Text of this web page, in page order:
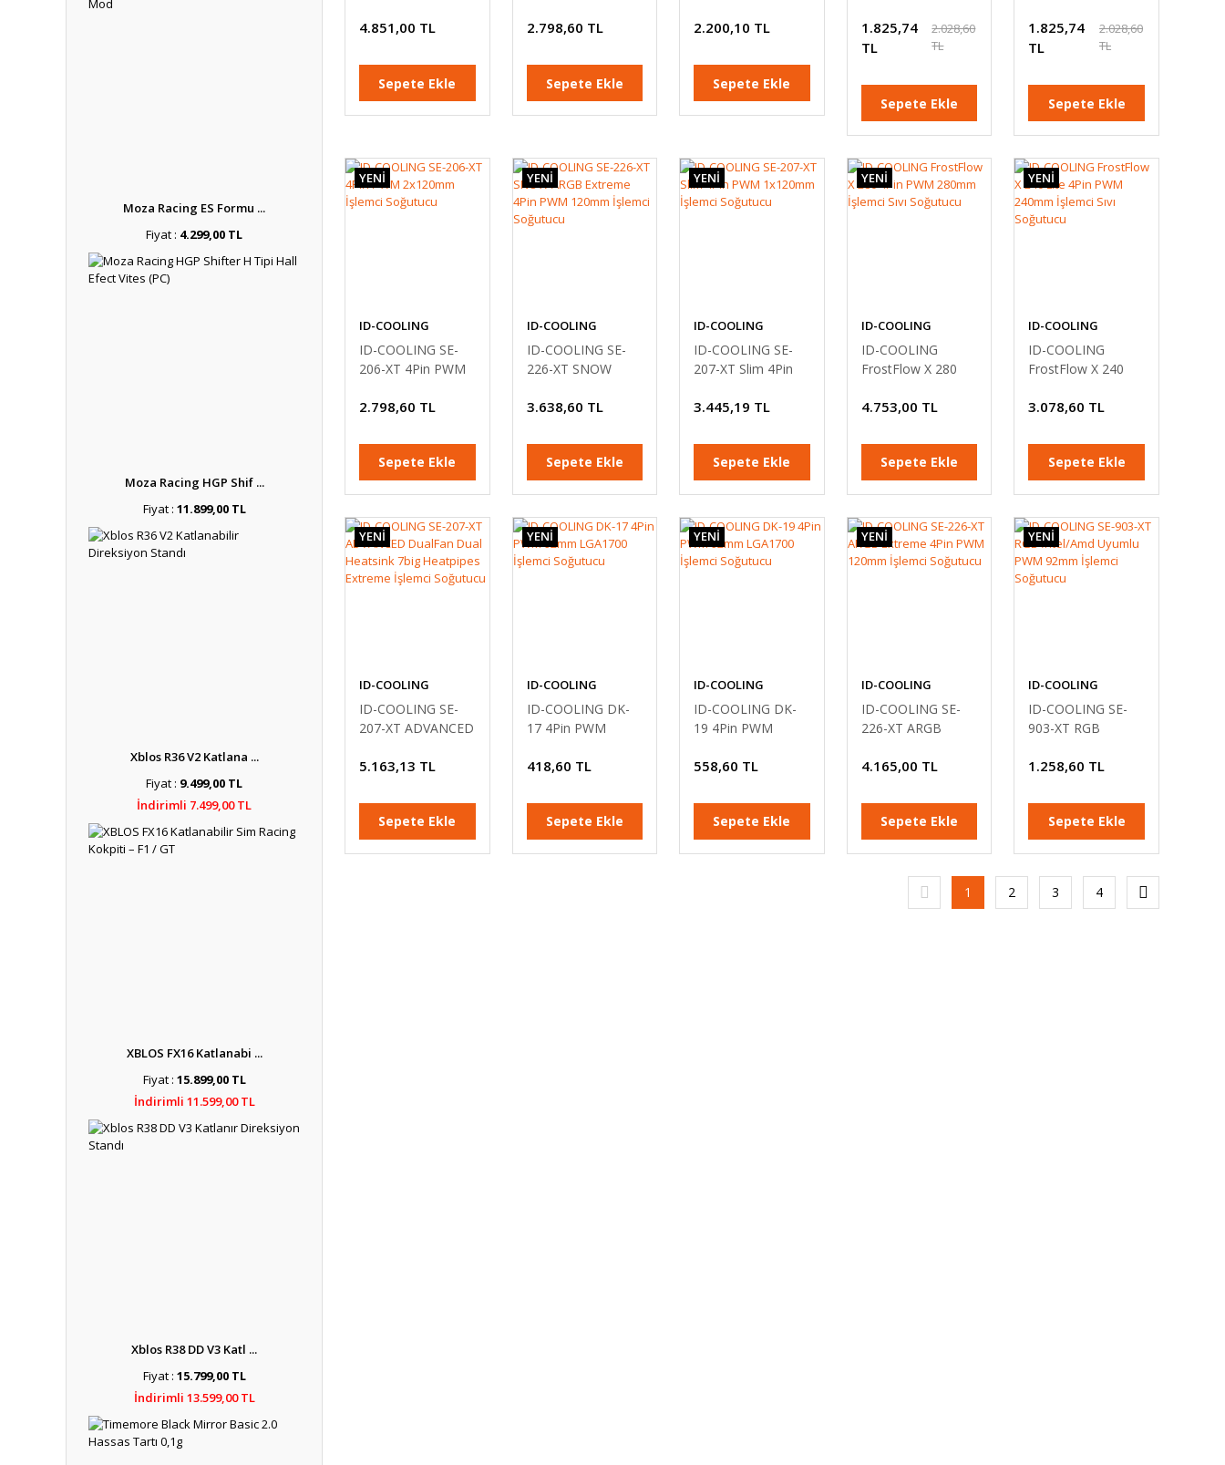
Moza Racing ES Formu ...
Fiyat : 4.299,00 TL
Moza Racing HGP Shif ...
Fiyat : 11.899,00 TL
Xblos R36 V2 Katlana ...
Fiyat : 9.499,00 TL
İndirimli 7.499,00 TL
XBLOS FX16 Katlanabi ...
Fiyat : 15.899,00 TL
İndirimli 11.599,00 TL
Xblos R38 DD V3 Katl ...
Fiyat : 15.799,00 TL
İndirimli 13.599,00 TL
İşlemci Sıvı
4.851,00 TL
Sepete Ekle
1x120mm İşlemci
2.798,60 TL
Sepete Ekle
İşlemci Soğutucu
2.200,10 TL
Sepete Ekle
İşlemci Soğutucu
1.825,74
TL
2.028,60
TL
Sepete Ekle
120mm İşlemci
Soğutucu
1.825,74
TL
2.028,60
TL
Sepete Ekle
YENİ
ID-COOLING
ID-COOLING SE-
206-XT 4Pin PWM
Soğutucu
2.798,60 TL
Sepete Ekle
YENİ
ID-COOLING
ID-COOLING SE-
226-XT SNOW
4Pin PWM 120mm
3.638,60 TL
Sepete Ekle
YENİ
ID-COOLING
ID-COOLING SE-
207-XT Slim 4Pin
İşlemci Soğutucu
3.445,19 TL
Sepete Ekle
YENİ
ID-COOLING
ID-COOLING
FrostFlow X 280
İşlemci Sıvı
4.753,00 TL
Sepete Ekle
YENİ
ID-COOLING
ID-COOLING
FrostFlow X 240
240mm İşlemci Sıvı
3.078,60 TL
Sepete Ekle
YENİ
ID-COOLING
ID-COOLING SE-
207-XT ADVANCED
Heatsink 7big
İşlemci Soğutucu
5.163,13 TL
Sepete Ekle
YENİ
ID-COOLING
ID-COOLING DK-
17 4Pin PWM
İşlemci Soğutucu
418,60 TL
Sepete Ekle
YENİ
ID-COOLING
ID-COOLING DK-
19 4Pin PWM
İşlemci Soğutucu
558,60 TL
Sepete Ekle
YENİ
ID-COOLING
ID-COOLING SE-
226-XT ARGB
120mm İşlemci
4.165,00 TL
Sepete Ekle
YENİ
ID-COOLING
ID-COOLING SE-
903-XT RGB
PWM 92mm
1.258,60 TL
Sepete Ekle
1 2 3 4